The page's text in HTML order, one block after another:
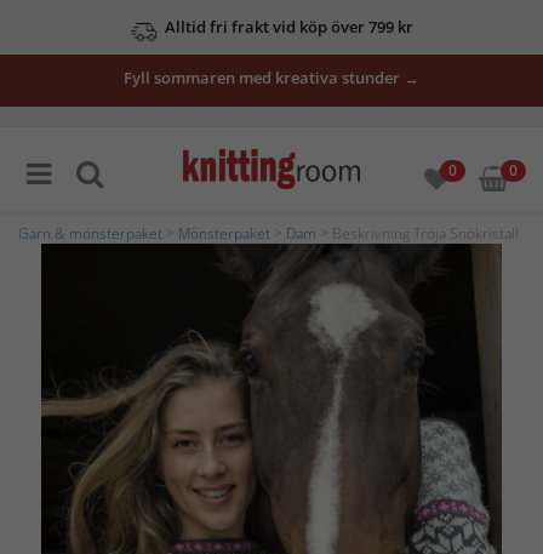
Alltid fri frakt vid köp över 799 kr
Fyll sommaren med kreativa stunder →
0 0
Garn & mönsterpaket Mönsterpaket Dam > Beskrivning Tröja Snökristall